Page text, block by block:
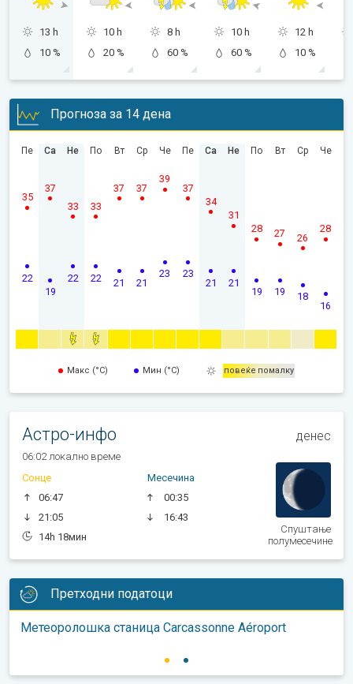
13 h
10 %
10 h
20 %
8 h
60 %
10 h
60 %
12 h
10 %
Прогноза за 14 дена
Пе
22
35
Са
19
37
Не
22
33
По
22
33
Вт
21
37
Ср
21
37
Че
23
39
Пе
23
37
Са
21
34
Не
21
31
По
19
28
Вт
19
27
Ср
18
26
Че
16
28
Макс (°C) Мин (°C) повеќе помалку
Астро-инфо денес
06:02 локално време
Сонце
06:47
21:05
14h 18мин
Месечина
00:35
16:43
Спуштање
полумесечине
Претходни податоци
Метеоролошка станица Carcassonne Aéroport